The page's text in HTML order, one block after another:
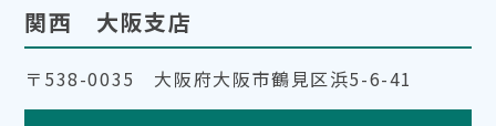
関西 大阪支店
〒538-0035 大阪府大阪市鶴見区浜5-6-41